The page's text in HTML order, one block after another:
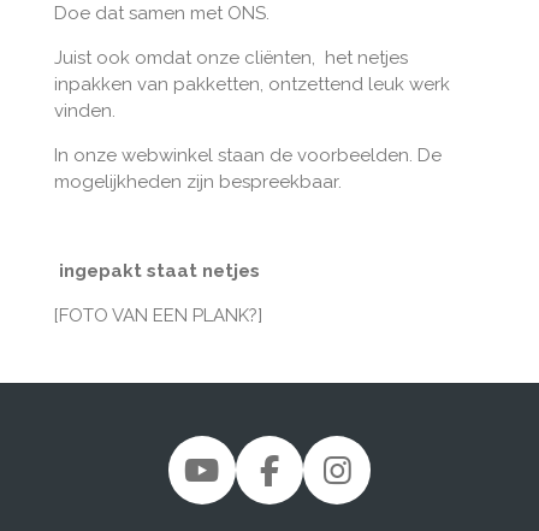
Doe dat samen met ONS.
Juist ook omdat onze cliënten, het netjes
inpakken van pakketten, ontzettend leuk werk
vinden.
In onze webwinkel staan de voorbeelden. De
mogelijkheden zijn bespreekbaar.
ingepakt staat netjes
[FOTO VAN EEN PLANK?]
Y
F
I